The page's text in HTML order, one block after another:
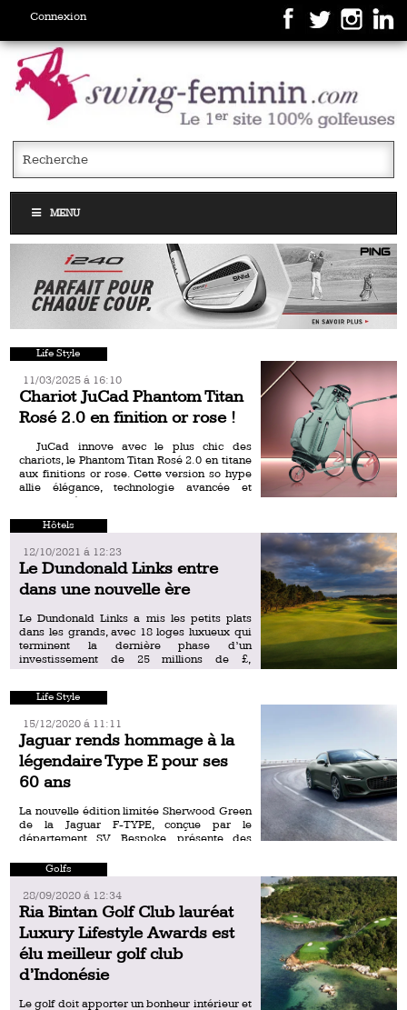
Connexion
MENU
Life Style
11/03/2025 á 16:10
Chariot JuCad Phantom Titan
Rosé 2.0 en finition or rose !
JuCad innove avec le plus chic des
chariots, le Phantom Titan Rosé 2.0 en titane
aux finitions or rose. Cette version so hype
allie élégance, technologie avancée et
maniabilité […]
Hôtels
12/10/2021 á 12:23
Le Dundonald Links entre
dans une nouvelle ère
Le Dundonald Links a mis les petits plats
dans les grands, avec 18 loges luxueux qui
terminent la dernière phase d’un
investissement de 25 millions de £,
transformant le golf […]
Life Style
15/12/2020 á 11:11
Jaguar rends hommage à la
légendaire Type E pour ses
60 ans
La nouvelle édition limitée Sherwood Green
de la Jaguar F-TYPE, conçue par le
département SV Bespoke, présente des
commémorer en 2021 le 60eme
anniversaire de la Type […]
Golfs
28/09/2020 á 12:34
Ria Bintan Golf Club lauréat
Luxury Lifestyle Awards est
élu meilleur golf club
d’Indonésie
Le golf doit apporter un bonheur intérieur et